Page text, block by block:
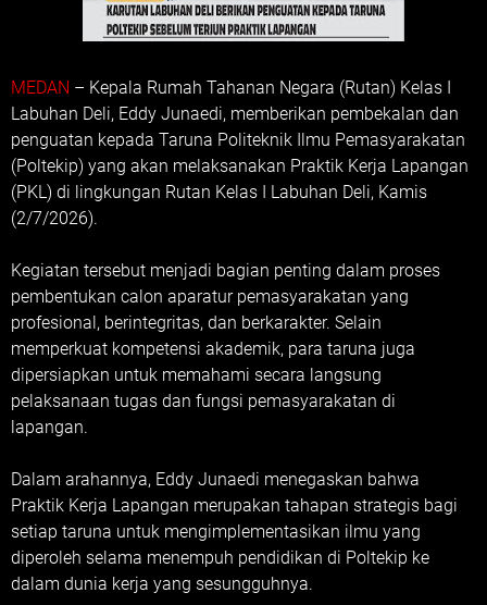
MEDAN – Kepala Rumah Tahanan Negara (Rutan) Kelas I
Labuhan Deli, Eddy Junaedi, memberikan pembekalan dan
penguatan kepada Taruna Politeknik Ilmu Pemasyarakatan
(Poltekip) yang akan melaksanakan Praktik Kerja Lapangan
(PKL) di lingkungan Rutan Kelas I Labuhan Deli, Kamis
(2/7/2026).
Kegiatan tersebut menjadi bagian penting dalam proses
pembentukan calon aparatur pemasyarakatan yang
profesional, berintegritas, dan berkarakter. Selain
memperkuat kompetensi akademik, para taruna juga
dipersiapkan untuk memahami secara langsung
pelaksanaan tugas dan fungsi pemasyarakatan di
lapangan.
Dalam arahannya, Eddy Junaedi menegaskan bahwa
Praktik Kerja Lapangan merupakan tahapan strategis bagi
setiap taruna untuk mengimplementasikan ilmu yang
diperoleh selama menempuh pendidikan di Poltekip ke
dalam dunia kerja yang sesungguhnya.